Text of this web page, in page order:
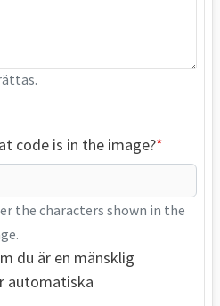
code is in the image?
the characters shown in the
du är en mänsklig
automatiska